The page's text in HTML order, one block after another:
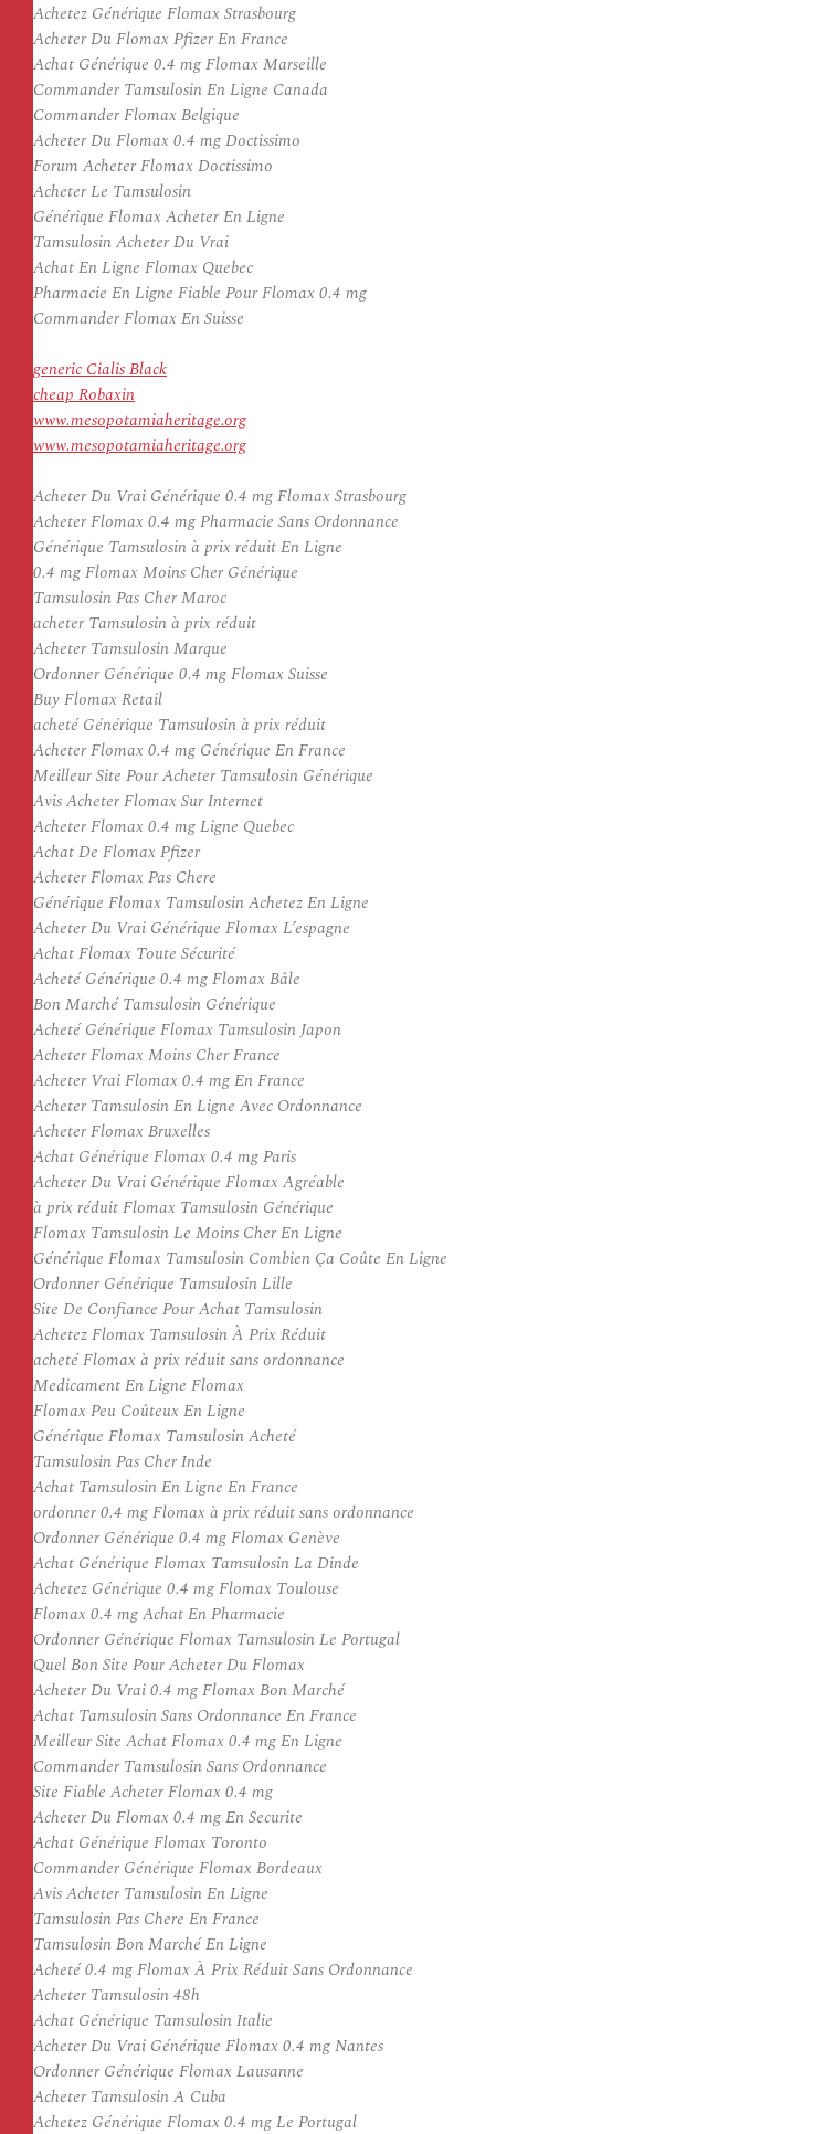
Achetez Générique Flomax Strasbourg
Acheter Du Flomax Pfizer En France
Achat Générique 0.4 mg Flomax Marseille
Commander Tamsulosin En Ligne Canada
Commander Flomax Belgique
Acheter Du Flomax 0.4 mg Doctissimo
Forum Acheter Flomax Doctissimo
Acheter Le Tamsulosin
Générique Flomax Acheter En Ligne
Tamsulosin Acheter Du Vrai
Achat En Ligne Flomax Quebec
Pharmacie En Ligne Fiable Pour Flomax 0.4 mg
Commander Flomax En Suisse
generic Cialis Black
cheap Robaxin
www.mesopotamiaheritage.org
www.mesopotamiaheritage.org
Acheter Du Vrai Générique 0.4 mg Flomax Strasbourg
Acheter Flomax 0.4 mg Pharmacie Sans Ordonnance
Générique Tamsulosin à prix réduit En Ligne
0.4 mg Flomax Moins Cher Générique
Tamsulosin Pas Cher Maroc
acheter Tamsulosin à prix réduit
Acheter Tamsulosin Marque
Ordonner Générique 0.4 mg Flomax Suisse
Buy Flomax Retail
acheté Générique Tamsulosin à prix réduit
Acheter Flomax 0.4 mg Générique En France
Meilleur Site Pour Acheter Tamsulosin Générique
Avis Acheter Flomax Sur Internet
Acheter Flomax 0.4 mg Ligne Quebec
Achat De Flomax Pfizer
Acheter Flomax Pas Chere
Générique Flomax Tamsulosin Achetez En Ligne
Acheter Du Vrai Générique Flomax L’espagne
Achat Flomax Toute Sécurité
Acheté Générique 0.4 mg Flomax Bâle
Bon Marché Tamsulosin Générique
Acheté Générique Flomax Tamsulosin Japon
Acheter Flomax Moins Cher France
Acheter Vrai Flomax 0.4 mg En France
Acheter Tamsulosin En Ligne Avec Ordonnance
Acheter Flomax Bruxelles
Achat Générique Flomax 0.4 mg Paris
Acheter Du Vrai Générique Flomax Agréable
à prix réduit Flomax Tamsulosin Générique
Flomax Tamsulosin Le Moins Cher En Ligne
Générique Flomax Tamsulosin Combien Ça Coûte En Ligne
Ordonner Générique Tamsulosin Lille
Site De Confiance Pour Achat Tamsulosin
Achetez Flomax Tamsulosin À Prix Réduit
acheté Flomax à prix réduit sans ordonnance
Medicament En Ligne Flomax
Flomax Peu Coûteux En Ligne
Générique Flomax Tamsulosin Acheté
Tamsulosin Pas Cher Inde
Achat Tamsulosin En Ligne En France
ordonner 0.4 mg Flomax à prix réduit sans ordonnance
Ordonner Générique 0.4 mg Flomax Genève
Achat Générique Flomax Tamsulosin La Dinde
Achetez Générique 0.4 mg Flomax Toulouse
Flomax 0.4 mg Achat En Pharmacie
Ordonner Générique Flomax Tamsulosin Le Portugal
Quel Bon Site Pour Acheter Du Flomax
Acheter Du Vrai 0.4 mg Flomax Bon Marché
Achat Tamsulosin Sans Ordonnance En France
Meilleur Site Achat Flomax 0.4 mg En Ligne
Commander Tamsulosin Sans Ordonnance
Site Fiable Acheter Flomax 0.4 mg
Acheter Du Flomax 0.4 mg En Securite
Achat Générique Flomax Toronto
Commander Générique Flomax Bordeaux
Avis Acheter Tamsulosin En Ligne
Tamsulosin Pas Chere En France
Tamsulosin Bon Marché En Ligne
Acheté 0.4 mg Flomax À Prix Réduit Sans Ordonnance
Acheter Tamsulosin 48h
Achat Générique Tamsulosin Italie
Acheter Du Vrai Générique Flomax 0.4 mg Nantes
Ordonner Générique Flomax Lausanne
Acheter Tamsulosin A Cuba
Achetez Générique Flomax 0.4 mg Le Portugal